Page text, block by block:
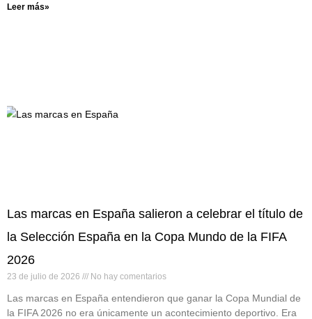
Leer más»
Las marcas en España salieron a celebrar el título de
la Selección España en la Copa Mundo de la FIFA
2026
23 de julio de 2026 No hay comentarios
Las marcas en España entendieron que ganar la Copa Mundial de
la FIFA 2026 no era únicamente un acontecimiento deportivo. Era